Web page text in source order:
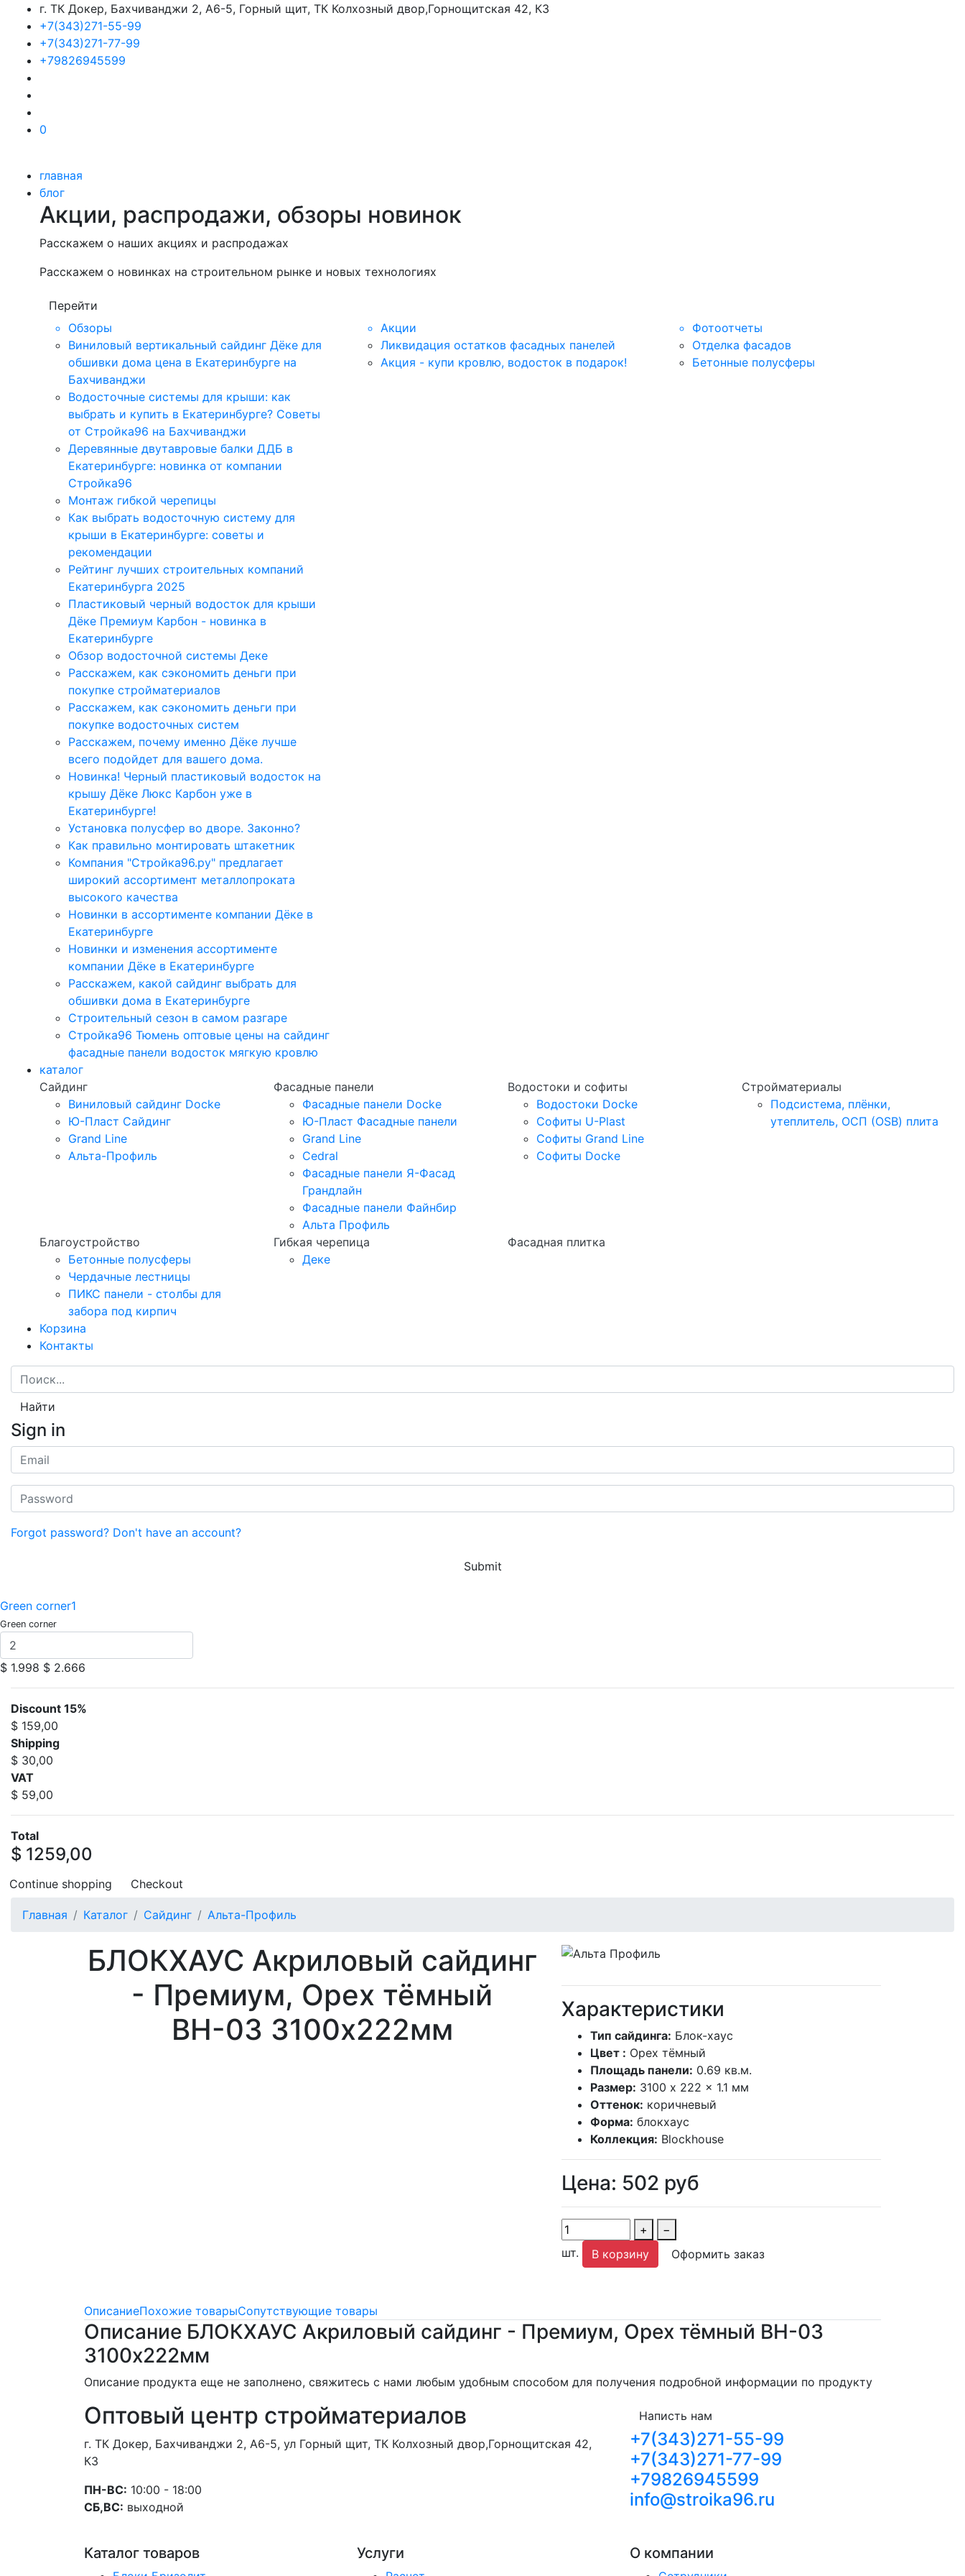
г. ТК Докер, Бахчиванджи 2, А6-5, Горный щит, ТК Колхозный двор,Горнощитская 42, К3
+7(343)271-55-99
+7(343)271-77-99
+79826945599
0
главная
блог
Акции, распродажи, обзоры новинок
Расскажем о наших акциях и распродажах
Расскажем о новинках на строительном рынке и новых технологиях
Перейти
Обзоры
Виниловый вертикальный сайдинг Дёке для
обшивки дома цена в Екатеринбурге на
Бахчиванджи
Водосточные системы для крыши: как
выбрать и купить в Екатеринбурге? Советы
от Стройка96 на Бахчиванджи
Деревянные двутавровые балки ДДБ в
Екатеринбурге: новинка от компании
Стройка96
Монтаж гибкой черепицы
Как выбрать водосточную систему для
крыши в Екатеринбурге: советы и
рекомендации
Рейтинг лучших строительных компаний
Екатеринбурга 2025
Пластиковый черный водосток для крыши
Дёке Премиум Карбон - новинка в
Екатеринбурге
Обзор водосточной системы Деке
Расскажем, как сэкономить деньги при
покупке стройматериалов
Расскажем, как сэкономить деньги при
покупке водосточных систем
Расскажем, почему именно Дёке лучше
всего подойдет для вашего дома.
Новинка! Черный пластиковый водосток на
крышу Дёке Люкс Карбон уже в
Екатеринбурге!
Установка полусфер во дворе. Законно?
Как правильно монтировать штакетник
Компания "Стройка96.ру" предлагает
широкий ассортимент металлопроката
высокого качества
Новинки в ассортименте компании Дёке в
Екатеринбурге
Новинки и изменения ассортименте
компании Дёке в Екатеринбурге
Расскажем, какой сайдинг выбрать для
обшивки дома в Екатеринбурге
Строительный сезон в самом разгаре
Стройка96 Тюмень оптовые цены на сайдинг
фасадные панели водосток мягкую кровлю
Акции
Ликвидация остатков фасадных панелей
Акция - купи кровлю, водосток в подарок!
Фотоотчеты
Отделка фасадов
Бетонные полусферы
каталог
Сайдинг
Виниловый сайдинг Docke
Ю-Пласт Сайдинг
Grand Line
Альта-Профиль
Фасадные панели
Фасадные панели Docke
Ю-Пласт Фасадные панели
Grand Line
Cedral
Фасадные панели Я-Фасад
Грандлайн
Фасадные панели Файнбир
Альта Профиль
Водостоки и софиты
Водостоки Docke
Софиты U-Plast
Софиты Grand Line
Софиты Docke
Стройматериалы
Подсистема, плёнки,
утеплитель, ОСП (OSB) плита
Благоустройство
Бетонные полусферы
Чердачные лестницы
ПИКС панели - столбы для
забора под кирпич
Гибкая черепица
Деке
Фасадная плитка
Корзина
Контакты
Найти
Sign in
Forgot password? Don't have an account?
Submit
Green corner1
Green corner
$ 1.998 $ 2.666
Discount 15%
$ 159,00
Shipping
$ 30,00
VAT
$ 59,00
Total
$ 1259,00
Continue shopping Checkout
Главная Каталог Сайдинг Альта-Профиль
БЛОКХАУС Акриловый сайдинг
- Премиум, Орех тёмный
ВН-03 3100х222мм
Характеристики
Тип сайдинга: Блок-хаус
Цвет : Орех тёмный
Площадь панели: 0.69 кв.м.
Размер: 3100 x 222 x 1.1 мм
Оттенок: коричневый
Форма: блокхаус
Коллекция: Blockhouse
Цена: 502 руб
+
−
шт.
В корзину Оформить заказ
ОписаниеПохожие товарыСопутствующие товары
Описание БЛОКХАУС Акриловый сайдинг - Премиум, Орех тёмный ВН-03
3100х222мм
Описание продукта еще не заполнено, свяжитесь с нами любым удобным способом для получения подробной информации по продукту
Оптовый центр стройматериалов
г. ТК Докер, Бахчиванджи 2, А6-5, ул Горный щит, ТК Колхозный двор,Горнощитская 42,
К3
ПН-ВС: 10:00 - 18:00
СБ,ВС: выходной
Написть нам
+7(343)271-55-99
+7(343)271-77-99
+79826945599
info@stroika96.ru
Каталог товаров Услуги О компании